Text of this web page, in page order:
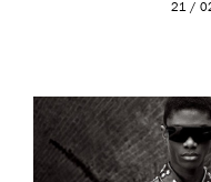
21 /